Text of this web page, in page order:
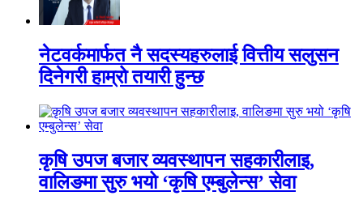
नेटवर्कमार्फत नै सदस्यहरुलाई वित्तीय सलुसन
दिनेगरी हाम्रो तयारी हुन्छ
कृषि उपज बजार व्यवस्थापन सहकारीलाइ,
वालिङमा सुरु भयो ‘कृषि एम्बुलेन्स’ सेवा